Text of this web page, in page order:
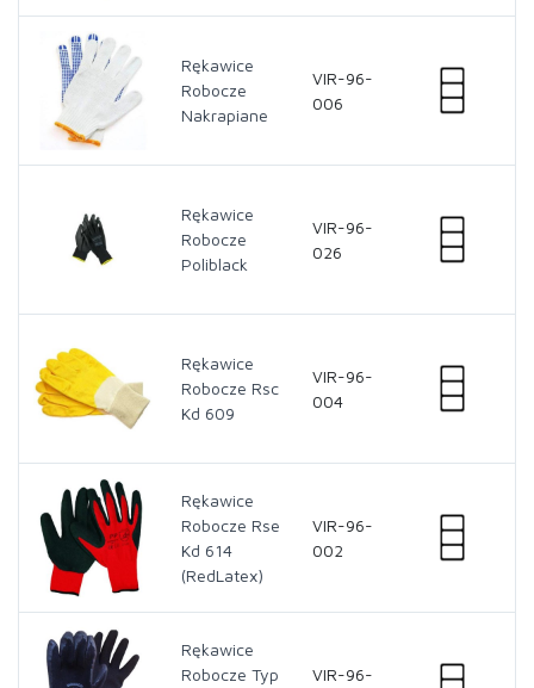
Rękawice
Robocze
Nakrapiane
VIR-96-
006
Rękawice
Robocze
Poliblack
VIR-96-
026
Rękawice
Robocze Rsc
Kd 609
VIR-96-
004
Rękawice
Robocze Rse
Kd 614
(RedLatex)
VIR-96-
002
Rękawice
Robocze Typ
VIR-96-